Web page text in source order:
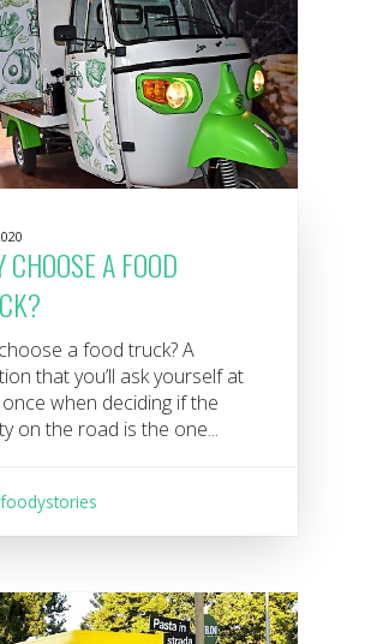
CHOOSE A FOOD
a food truck? A
that you’ll ask yourself at
when deciding if the
on the road is the one...